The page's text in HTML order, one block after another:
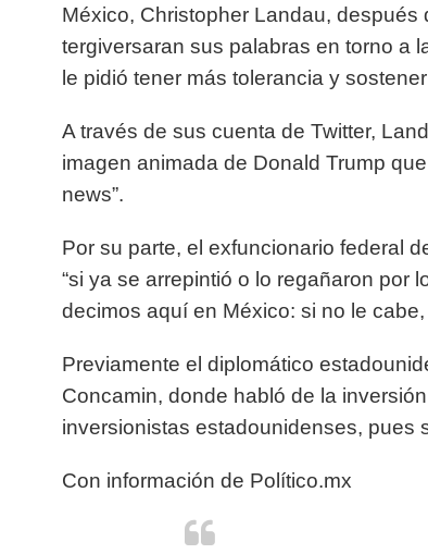
México, Christopher Landau,
tergiversaran sus palabras en torno a
le pidió tener más tolerancia y
A través de sus cuenta de Twitter,
imagen animada de Donald Trump
news”.
Por su parte, el exfuncionario federal
“si ya se arrepintió o lo regañaron por
decimos aquí en México: si no le
Previamente el diplomático
Concamin, donde habló de la
inversionistas estadounidenses, pues
Con información de Político.mx